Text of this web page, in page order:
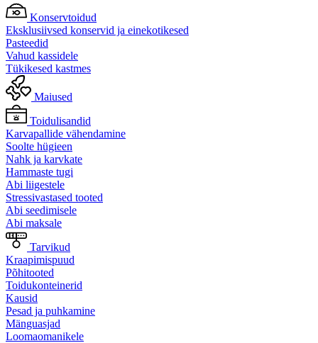
Konservtoidud
Eksklusiivsed konservid ja einekotikesed
Pasteedid
Vahud kassidele
Tükikesed kastmes
Maiused
Toidulisandid
Karvapallide vähendamine
Soolte hügieen
Nahk ja karvkate
Hammaste tugi
Abi liigestele
Stressivastased tooted
Abi seedimisele
Abi maksale
Tarvikud
Kraapimispuud
Põhitooted
Toidukonteinerid
Kausid
Pesad ja puhkamine
Mänguasjad
Loomaomanikele